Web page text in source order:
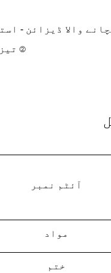
والا ڈیزائن -
②
آئٹم نمبر
مواد
ختم